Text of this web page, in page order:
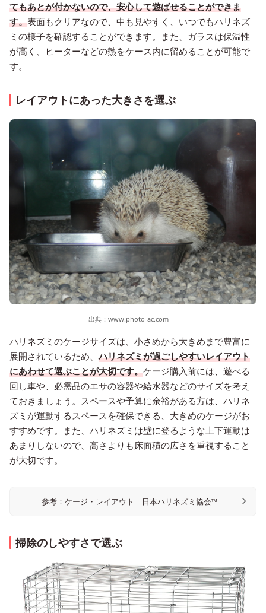
てもあとが付かないので、安心して遊ばせることができま
す。表面もクリアなので、中も見やすく、いつでもハリネズ
ミの様子を確認することができます。また、ガラスは保温性
が高く、ヒーターなどの熱をケース内に留めることが可能で
す。
レイアウトにあった大きさを選ぶ
出典： www.photo-ac.com
ハリネズミのケージサイズは、小さめから大きめまで豊富に
展開されているため、ハリネズミが過ごしやすいレイアウト
にあわせて選ぶことが大切です。ケージ購入前には、遊べる
回し車や、必需品のエサの容器や給水器などのサイズを考え
ておきましょう。スペースや予算に余裕がある方は、ハリネ
ズミが運動するスペースを確保できる、大きめのケージがお
すすめです。また、ハリネズミは壁に登るような上下運動は
あまりしないので、高さよりも床面積の広さを重視すること
が大切です。
参考：ケージ・レイアウト｜日本ハリネズミ協会™
掃除のしやすさで選ぶ